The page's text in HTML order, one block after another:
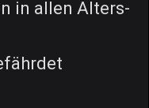
in allen Alters-